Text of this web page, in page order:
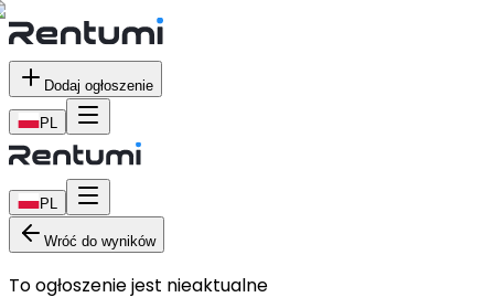
Dodaj ogłoszenie
PL
PL
Wróć do wyników
To ogłoszenie jest nieaktualne